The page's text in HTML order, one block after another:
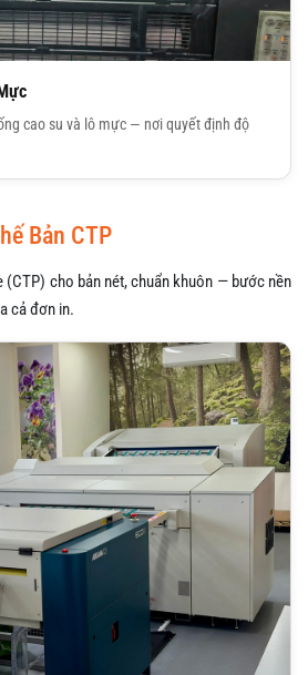
cao su và lô mực — nơi quyết định độ
Bản CTP
(CTP) cho bản nét, chuẩn khuôn — bước nền
cả đơn in.